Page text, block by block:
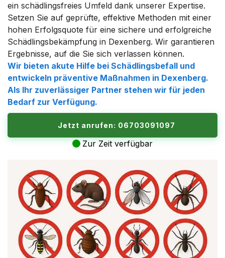
ein schädlingsfreies Umfeld dank unserer Expertise.
Setzen Sie auf geprüfte, effektive Methoden mit einer
hohen Erfolgsquote für eine sichere und erfolgreiche
Schädlingsbekämpfung in Dexenberg. Wir garantieren
Ergebnisse, auf die Sie sich verlassen können.
Wir bieten akute Hilfe bei Schädlingsbefall und
entwickeln präventive Maßnahmen in Dexenberg.
Als Ihr zuverlässiger Partner stehen wir für jeden
Bedarf zur Verfügung.
Jetzt anrufen: 06703091097
Zur Zeit verfügbar